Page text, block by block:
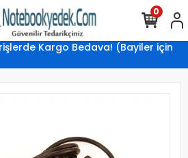
Kargo Bedava! (Bayiler için
0